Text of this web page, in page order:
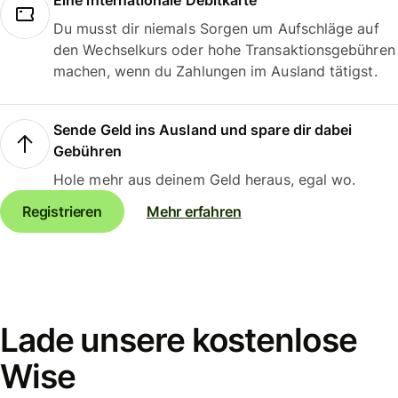
Du musst dir niemals Sorgen um Aufschläge auf
den Wechselkurs oder hohe Transaktionsgebühren
machen, wenn du Zahlungen im Ausland tätigst.
Sende Geld ins Ausland und spare dir dabei
Gebühren
Hole mehr aus deinem Geld heraus, egal wo.
Registrieren
Mehr erfahren
Lade unsere kostenlose
Wise